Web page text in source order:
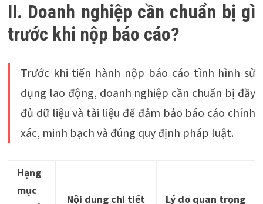
II. Doanh nghiệp cần chuẩn bị gì
trước khi nộp báo cáo?
Trước khi tiến hành nộp báo cáo tình hình sử
dụng lao động, doanh nghiệp cần chuẩn bị đầy
đủ dữ liệu và tài liệu để đảm bảo báo cáo chính
xác, minh bạch và đúng quy định pháp luật.
Hạng
mục
Nội dung chi tiết Lý do quan trọng